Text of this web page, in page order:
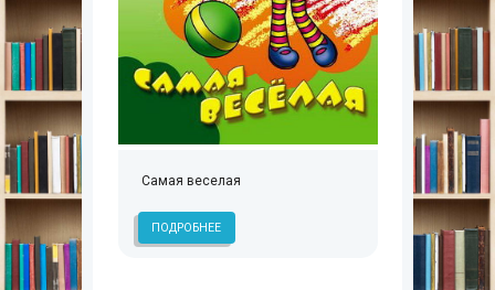
Самая веселая
ПОДРОБНЕЕ